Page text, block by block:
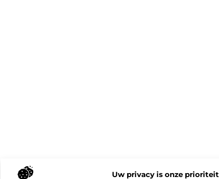
Uw privacy is onze prioriteit